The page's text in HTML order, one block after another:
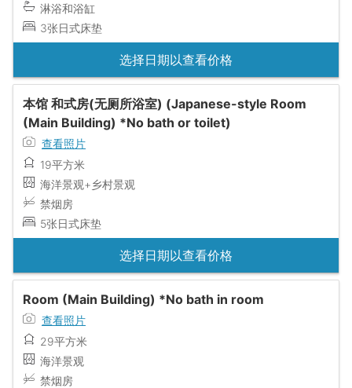
淋浴和浴缸
3张日式床垫
选择日期以查看价格
本馆 和式房(无厕所浴室) (Japanese-style Room
(Main Building) *No bath or toilet)
查看照片
19平方米
海洋景观+乡村景观
禁烟房
5张日式床垫
选择日期以查看价格
Room (Main Building) *No bath in room
查看照片
29平方米
海洋景观
禁烟房